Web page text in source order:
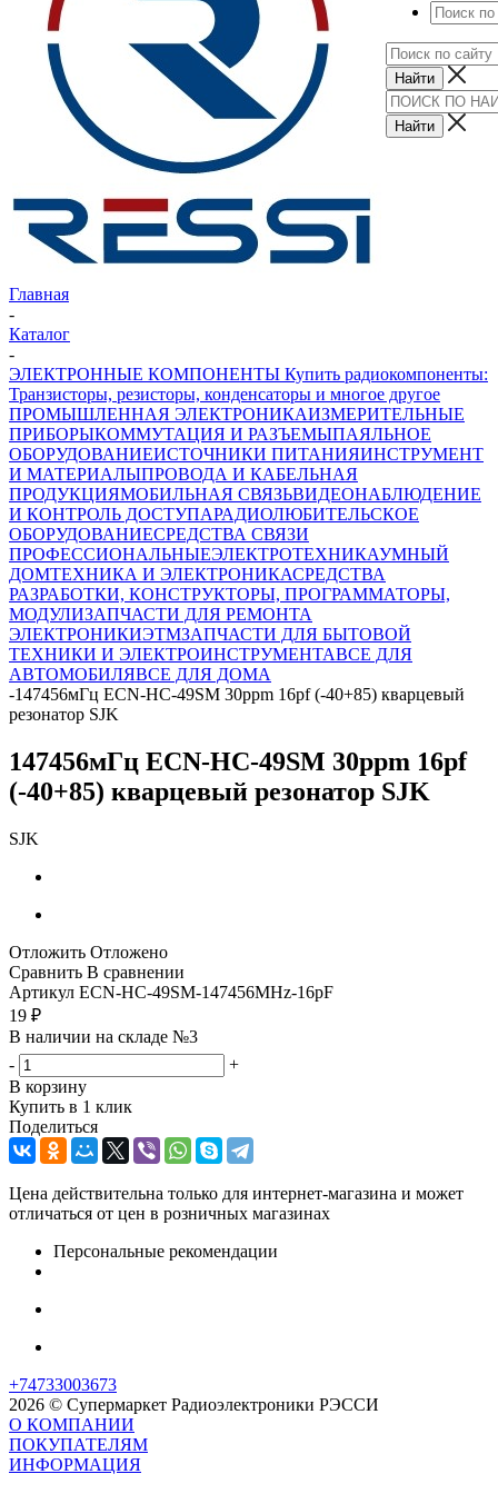
Главная
-
Каталог
-
ЭЛЕКТРОННЫЕ КОМПОНЕНТЫ Купить радиокомпоненты:
Транзисторы, резисторы, конденсаторы и многое другое
ПРОМЫШЛЕННАЯ ЭЛЕКТРОНИКАИЗМЕРИТЕЛЬНЫЕ
ПРИБОРЫКОММУТАЦИЯ И РАЗЪЕМЫПАЯЛЬНОЕ
ОБОРУДОВАНИЕИСТОЧНИКИ ПИТАНИЯИНСТРУМЕНТ
И МАТЕРИАЛЫПРОВОДА И КАБЕЛЬНАЯ
ПРОДУКЦИЯМОБИЛЬНАЯ СВЯЗЬВИДЕОНАБЛЮДЕНИЕ
И КОНТРОЛЬ ДОСТУПАРАДИОЛЮБИТЕЛЬСКОЕ
ОБОРУДОВАНИЕСРЕДСТВА СВЯЗИ
ПРОФЕССИОНАЛЬНЫЕЭЛЕКТРОТЕХНИКАУМНЫЙ
ДОМТЕХНИКА И ЭЛЕКТРОНИКАСРЕДСТВА
РАЗРАБОТКИ, КОНСТРУКТОРЫ, ПРОГРАММАТОРЫ,
МОДУЛИЗАПЧАСТИ ДЛЯ РЕМОНТА
ЭЛЕКТРОНИКИЭТМЗАПЧАСТИ ДЛЯ БЫТОВОЙ
ТЕХНИКИ И ЭЛЕКТРОИНСТРУМЕНТАВСЕ ДЛЯ
АВТОМОБИЛЯВСЕ ДЛЯ ДОМА
-147456мГц ECN-HC-49SM 30ppm 16pf (-40+85) кварцевый
резонатор SJK
147456мГц ECN-HC-49SM 30ppm 16pf
(-40+85) кварцевый резонатор SJK
SJK
Отложить Отложено
Сравнить В сравнении
Артикул ECN-HC-49SM-147456MHz-16pF
19 ₽
В наличии на складе №3
-
+
В корзину
Купить в 1 клик
Поделиться
Цена действительна только для интернет-магазина и может
отличаться от цен в розничных магазинах
Персональные рекомендации
+74733003673
2026 © Супермаркет Радиоэлектроники РЭССИ
О КОМПАНИИ
ПОКУПАТЕЛЯМ
ИНФОРМАЦИЯ